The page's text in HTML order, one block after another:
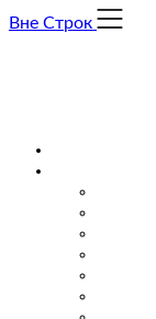
Skip
Вне Строк